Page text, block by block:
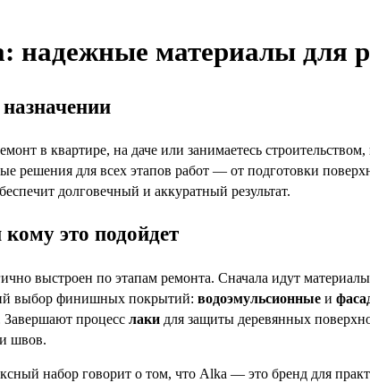
надежные материалы для
в квартире, на даче или занимаетесь
решения для всех этапов работ — от подготовки
долговечный и аккуратный результат.
это подойдет
выстроен по этапам ремонта. Сначала идут
выбор финишных покрытий: водоэмульсионные и
Завершают процесс лаки для защиты деревянных
швов.
набор говорит о том, что Alka — это бренд для